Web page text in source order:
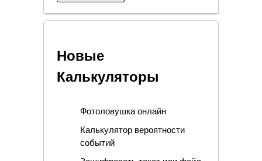
Новые
Калькуляторы
Фотоловушка онлайн
Калькулятор вероятности
событий